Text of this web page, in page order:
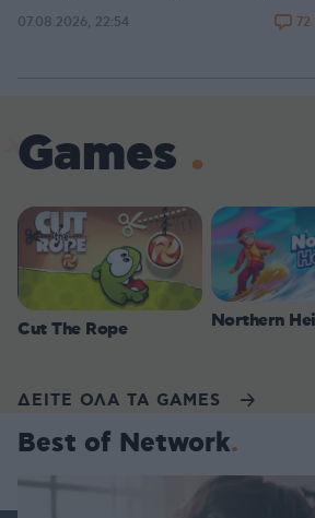
07.08.2026, 22:54 72
Games
Cut The Rope Northern
ΔΕΙΤΕ ΟΛΑ ΤΑ GAMES
Best of Network